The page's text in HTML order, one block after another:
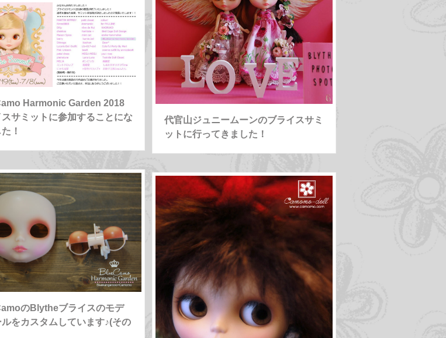
代官山ジュニームーンのブライスサミ
ットに行ってきました！
Harmonic Garden 2018
スサミットに参加することにな
！
のBlytheブライスのモデ
をカスタムしています♪(その